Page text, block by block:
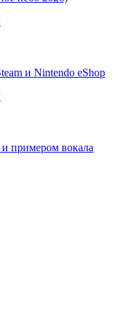
и Nintendo eShop
примером вокала